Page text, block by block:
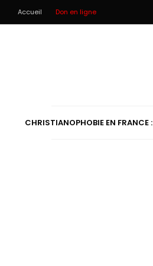
Accueil Don en ligne
CHRISTIANOPHOBIE EN FRANCE :